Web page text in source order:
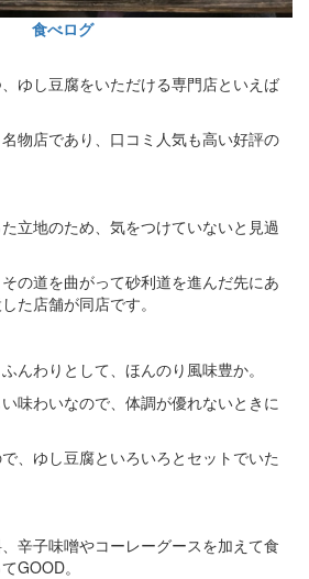
食べログ
ゆし豆腐をいただける専門店といえば
物店であり、口コミ人気も高い好評の
立地のため、気をつけていないと見過
の道を曲がって砂利道を進んだ先にあ
た店舗が同店です。
んわりとして、ほんのり風味豊か。
味わいなので、体調が優れないときに
、ゆし豆腐といろいろとセットでいた
辛子味噌やコーレーグースを加えて食
GOOD。